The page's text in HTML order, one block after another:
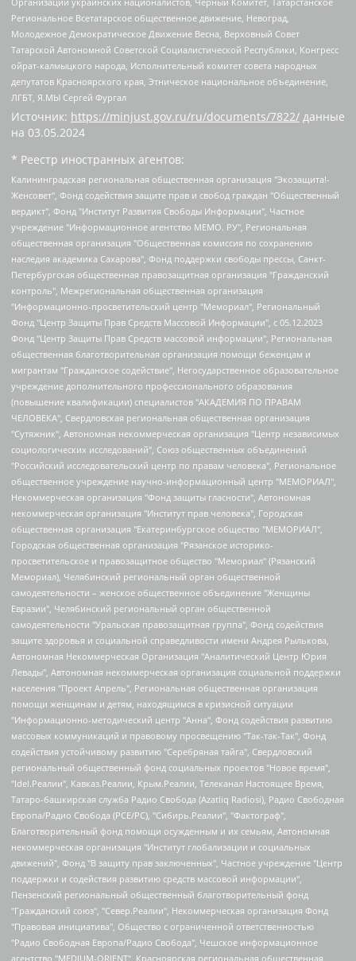
Региональное Всетатарское общественное движение, Невоград,
Молодежное Демократическое Движение Весна, Верховный Совет
Татарской Автономной Советской Социалистической Республики, Конгресс
ойрат-калмыцкого народа, Исполнительный комитет совета народных
депутатов Красноярского края, Этническое национальное объединение,
ЛГБТ, Я.МЫ Сергей Фургал
Источник: https://minjust.gov.ru/ru/documents/7822/ данные
на 03.05.2024
* Реестр иностранных агентов:
Калининградская региональная общественная организация "Экозащита!-Женсовет", Фонд содействия защите прав и свобод граждан "Общественный вердикт", Фонд "Институт Развития Свободы Информации", Частное учреждение "Информационное агентство МЕМО. РУ", Региональная общественная организация "Общественная комиссия по сохранению наследия академика Сахарова", Фонд поддержки свободы прессы, Санкт-Петербургская общественная правозащитная организация "Гражданский контроль", Межрегиональная общественная организация "Информационно-просветительский центр "Мемориал", Региональный Фонд "Центр Защиты Прав Средств Массовой Информации", с 05.12.2023 Фонд "Центр Защиты Прав Средств массовой информации", Региональная общественная благотворительная организация помощи беженцам и мигрантам "Гражданское содействие", Негосударственное образовательное учреждение дополнительного профессионального образования (повышение квалификации) специалистов "АКАДЕМИЯ ПО ПРАВАМ ЧЕЛОВЕКА", Свердловская региональная общественная организация "Сутяжник", Автономная некоммерческая организация "Центр независимых социологических исследований", Союз общественных объединений "Российский исследовательский центр по правам человека", Региональное общественное учреждение научно-информационный центр "МЕМОРИАЛ", Некоммерческая организация "Фонд защиты гласности", Автономная некоммерческая организация "Институт прав человека", Городская общественная организация "Екатеринбургское общество "МЕМОРИАЛ", Городская общественная организация "Рязанское историко-просветительское и правозащитное общество "Мемориал" (Рязанский Мемориал), Челябинский региональный орган общественной самодеятельности – женское общественное объединение "Женщины Евразии", Челябинский региональный орган общественной самодеятельности "Уральская правозащитная группа", Фонд содействия защите здоровья и социальной справедливости имени Андрея Рылькова, Автономная Некоммерческая Организация "Аналитический Центр Юрия Левады", Автономная некоммерческая организация социальной поддержки населения "Проект Апрель", Региональная общественная организация помощи женщинам и детям, находящимся в кризисной ситуации "Информационно-методический центр "Анна", Фонд содействия развитию массовых коммуникаций и правовому просвещению "Так-так-Так", Фонд содействия устойчивому развитию "Серебряная тайга", Свердловский региональный общественный фонд социальных проектов "Новое время", "Idel.Реалии", Кавказ.Реалии, Крым.Реалии, Телеканал Настоящее Время, Татаро-башкирская служба Радио Свобода (Azatliq Radiosi), Радио Свободная Европа/Радио Свобода (PCE/PC), "Сибирь.Реалии", "Фактограф", Благотворительный фонд помощи осужденным и их семьям, Автономная некоммерческая организация "Институт глобализации и социальных движений", Фонд "В защиту прав заключенных", Частное учреждение "Центр поддержки и содействия развитию средств массовой информации", Пензенский региональный общественный благотворительный фонд "Гражданский союз", "Север.Реалии", Некоммерческая организация Фонд "Правовая инициатива", Общество с ограниченной ответственностью "Радио Свободная Европа/Радио Свобода", Чешское информационное агентство "MEDIUM-ORIENT", Красноярская региональная общественная организация "Мы против СПИДа", Камалягин Денис Николаевич, Маркелов Сергей Евгеньевич, Пономарев Лев Александрович, Савицкая Людмила Алексеевна, Автономная некоммерческая организация "Центр по работе с проблемой насилия "НАСИЛИЮ.НЕТ", Межрегиональный профессиональный союз работников здравоохранения "Альянс врачей", Юридическое лицо, зарегистрированное в Латвийской Республике, SIA "Medusa Project" (регистрационный номер 40103797863, дата регистрации 10.06.2014), Некоммерческая организация "Фонд по борьбе с коррупцией", Автономная некоммерческая организация "Институт права и публичной политики", Баданин Роман Сергеевич, Гликин Максим Александрович, Железнова Мария Михайловна, Лукьянова Юлия Сергеевна, Маетная Елизавета Витальевна, Маняхин Петр Борисович, Чуракова Ольга Владимировна, Ярош Юлия Петровна, Юридическое лицо "The Insider SIA", зарегистрированное в Риге, Латвийская Республика (дата регистрации 26.06.2015), являющееся администратором доменного имени интернет-издания "The Insider SIA", https://theins.ru, Постернак Алексей Евгеньевич, Рубин Михаил Аркадьевич, Анин Роман Александрович, Юридическое лицо Istories fonds, зарегистрированное в Латвийской Республике (регистрационный номер 50008295751, дата регистрации 24.02.2020), Великовский Дмитрий Александрович, Долинина Ирина Николаевна, Мароховская Алеся Алексеевна, Шлейнов Роман Юрьевич, Шмагун Олеся Валентиновна, Общество с ограниченной ответственностью "Альтаир 2021", Общество с ограниченной ответственностью "Вега 2021", Общество с ограниченной ответственностью "Главный редактор 2021", Общество с ограниченной ответственностью "Ромашки монолит", Важенков Артем Валерьевич, Ивановская областная общественная организация "Центр гендерных исследований", Гурман Юрий Альбертович, Медиапроект "ОВД-Инфо", Егоров Владимир Владимирович, Жилинский Владимир Александрович, Общество с ограниченной ответственностью "ЗП", Иванова София Юрьевна, Карезина Инна Павловна, Кильтау Екатерина Викторовна, Петров Алексей Викторович, Пискунов Сергей Евгеньевич, Смирнов Сергей Сергеевич, Тихонов Михаил Сергеевич, Общество с ограниченной ответственностью "ЖУРНАЛИСТ-ИНОСТРАННЫЙ АГЕНТ", Арапова Галина Юрьевна, Вольтская Татьяна Анатольевна, Американская компания "Mason G.E.S. Anonymous Foundation" (США), являющаяся владельцем интернет-издания https://mnews.world/, Компания "Stichting Bellingcat", зарегистрированная в Нидерландах (дата регистрации 11.07.2018), Захаров Андрей Вячеславович, Клепиковская Екатерина Дмитриевна, Общество с ограниченной ответственностью "МЕМО", Перл Роман Александрович, Симонов Евгений Алексеевич, Соловьева Елена Анатольевна, Сотников Даниил Владимирович, Сурначева Елизавета Дмитриевна, Автономная некоммерческая организация по защите прав человека и информированию населения "Якутия – Наше Мнение", Общество с ограниченной ответственностью "Москоу диджитал медиа", с 26.01.2023 Общество с ограниченной ответственностью "Чайка Белые сады", Ветошкина Валерия Валерьевна, Заговора Максим Александрович, Межрегиональное общественное движение "Российская ЛГБТ - сеть", Оленичев Максим Владимирович, Павлов Иван Юрьевич, Скворцова Елена Сергеевна, Общество с ограниченной ответственностью "Как бы инагент", Кочетков Игорь Викторович, Общество с ограниченной ответственностью "Честные выборы", Еланчик Олег Александрович, Общество с ограниченной ответственностью "Нобелевский призыв", Гималова Регина Эмилевна, Григорьев Андрей Валерьевич, Григорьева Алина Александровна, Ассоциация по содействию защите прав призывников, альтернативнослужащих и военнослужащих "Правозащитная группа "Гражданин.Армия.Право", Хисамова Регина Фаритовна, Автономная некоммерческая организация по реализации социально-правовых программ "Лилит", Дальневосточное общественное движение "Маяк", Санкт-Петербургская ЛГБТ-инициативная группа "Выход", Инициативная группа ЛГБТ+ "Реверс", Алексеев Андрей Викторович, Бекбулатова Таисия Львовна, Беляев Иван Михайлович, Владыкина Елена Сергеевна, Гельман Марат Александрович, Никульшина Вероника Юрьевна, Толоконникова Надежда Андреевна, Шендерович Виктор Анатольевич, Общество с ограниченной ответственностью "Данное сообщение", Общество с ограниченной ответственностью Издательский дом "Новая глава", Айнбиндер Александра Александровна, Московский комьюнити-центр для ЛГБТ+инициатив, Благотворительный фонд развития филантропии, Deutsche Welle (Германия, Kurt-Schumacher-Strasse 3, 53113 Bonn), Борзунова Мария Михайловна, Воробьев Виктор Викторович, Голубева Анна Львовна, Константинова Алла Михайловна, Малкова Ирина Владимировна, Мурадов Мурад Абдулгалимович, Осетинская Елизавета Николаевна, Понасенков Евгений Николаевич, Ганапольский Матвей Юрьевич, Киселев Евгений Алексеевич, Борухович Ирина Григорьевна, Дремин Иван Тимофеевич, Дубровский Дмитрий Викторович, Красноярская региональная общественная организация поддержки и развития альтернативных образовательных технологий и межкультурных коммуникаций "ИНТЕРРА", Маяковская Екатерина Алексеевна, Фейгин Марк Захарович, Филимонов Андрей Викторович, Дзугкоева Регина Николаевна, Доброхотов Роман Александрович, Дудь Юрий Александрович, Елкин Сергей Владимирович, Кругликов Кирилл Игоревич, Сабунаева Мария Леонидовна, Семенов Алексей Владимирович, Шаинян Карен Багратович, Шульман Екатерина Михайловна, Асафьев Артур Валерьевич, Вахштайн Виктор Семенович, Венедиктов Алексей Алексеевич, Лушникова Екатерина Евгеньевна, Волков Леонид Михайлович, Невзоров Александр Глебович, Пархоменко Сергей Борисович, Сироткин Ярослав Николаевич, Кара-Мурза Владимир Владимирович, Баранова Наталья Владимировна, Гозман Леонид Яковлевич, Кагарлицкий Борис Юльевич, Климарев Михаил Валерьевич, Милов Владимир Станиславович, Автономная некоммерческая организация Краснодарский центр современного искусства "Типография", Моргенштерн Алишер Тагирович, Соболь Любовь Эдуардовна, Общество с ограниченной ответственностью "ЛИЗА НОРМ", Каспаров Гарри Кимович, Ходорковский Михаил Борисович, Общество с ограниченной ответственностью "Апрельские тезисы", Данилович Ирина Брониславовна, Кашин Олег Владимирович, Петров Николай Владимирович, Пивоваров Алексей Владимирович, Соколов Михаил Владимирович, Цветкова Юлия Владимировна, Чичваркин Евгений Александрович, Комитет против пыток/Команда против пыток, Общество с ограниченной ответственностью "Первый научный", Общество с ограниченной ответственностью "Вертолет и ко", Белоцерковская Вероника Борисовна, Кац Максим Евгеньевич, Лазарева Татьяна Юрьевна, Шаведдинов Руслан Табризович, Яшин Илья Валерьевич, Общество с ограниченной ответственностью "Иноагент ААВ", Алешковский Дмитрий Петрович, Альбац Евгения Марковна, Быков Дмитрий Львович, Галямина Юлия Евгеньевна, Лойко Сергей Леонидович, Мартынов Кирилл Константинович, Медведев Сергей Александрович, Крашенинников Федор Геннадиевич, Гордеева Катерина Вл